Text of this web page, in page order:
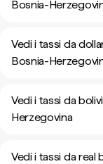
Bosnia-
Vedi i tassi da
Bosnia-
Vedi i tassi da
Herzegovina
Vedi i tassi da real